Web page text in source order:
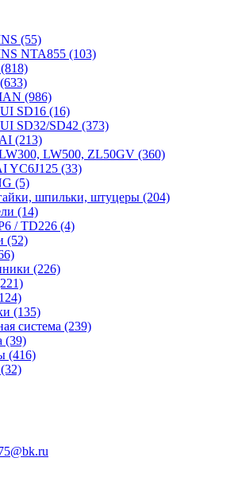
(55)
NTA855 (103)
(818)
(633)
(986)
SD16 (16)
SD32/SD42 (373)
(213)
LW500, ZL50GV (360)
YC6J125 (33)
(5)
шпильки, штуцеры (204)
(14)
/ TD226 (4)
(52)
(226)
(135)
система (239)
(39)
(416)
(32)